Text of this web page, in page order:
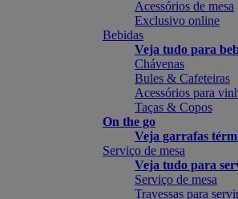
Acessórios de mesa
Exclusivo online
Bebidas
Veja tudo para
Chávenas
Bules & Cafeteiras
Acessórios para
Taças & Copos
On the go
Veja garrafas
Serviço de mesa
Veja tudo para
Serviço de mesa
Travessas para